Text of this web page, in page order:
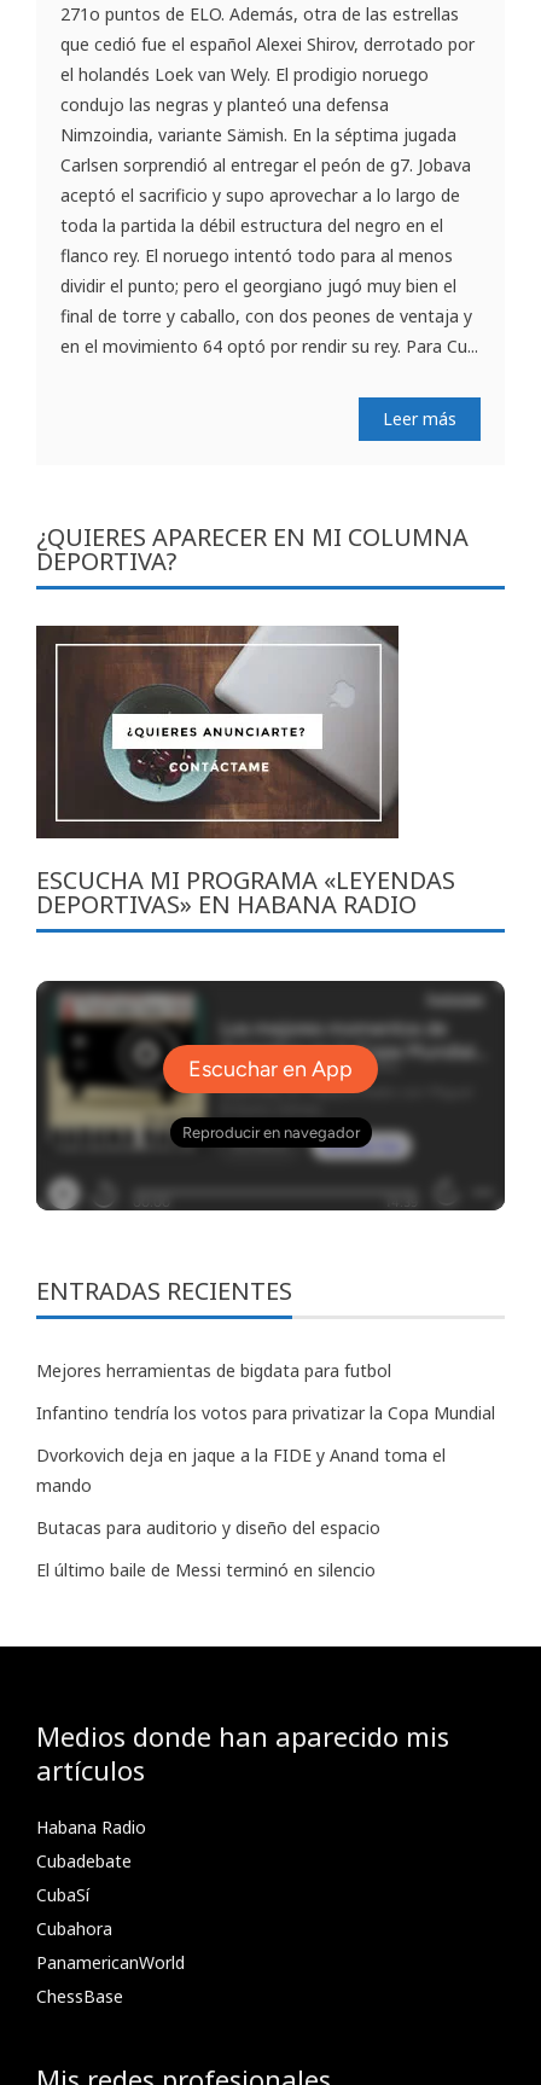
271o puntos de ELO. Además, otra de las estrellas
que cedió fue el español Alexei Shirov, derrotado por
el holandés Loek van Wely. El prodigio noruego
condujo las negras y planteó una defensa
Nimzoindia, variante Sämish. En la séptima jugada
Carlsen sorprendió al entregar el peón de g7. Jobava
aceptó el sacrificio y supo aprovechar a lo largo de
toda la partida la débil estructura del negro en el
flanco rey. El noruego intentó todo para al menos
dividir el punto; pero el georgiano jugó muy bien el
final de torre y caballo, con dos peones de ventaja y
en el movimiento 64 optó por rendir su rey. Para Cu...
Leer más
¿QUIERES APARECER EN MI COLUMNA
DEPORTIVA?
ESCUCHA MI PROGRAMA «LEYENDAS
DEPORTIVAS» EN HABANA RADIO
ENTRADAS RECIENTES
Mejores herramientas de bigdata para futbol
Infantino tendría los votos para privatizar la Copa Mundial
Dvorkovich deja en jaque a la FIDE y Anand toma el
mando
Butacas para auditorio y diseño del espacio
El último baile de Messi terminó en silencio
Medios donde han aparecido mis
artículos
Habana Radio
Cubadebate
CubaSí
Cubahora
PanamericanWorld
ChessBase